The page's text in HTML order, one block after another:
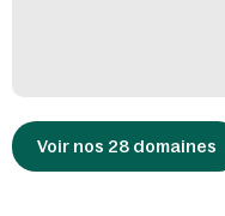
Voir nos 28 domaines